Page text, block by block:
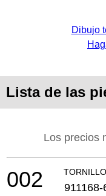
Dibujo
Lista de las
Los precios
002 911168-